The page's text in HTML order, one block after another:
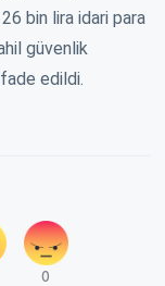
bin lira idari para
güvenlik
edildi.
0